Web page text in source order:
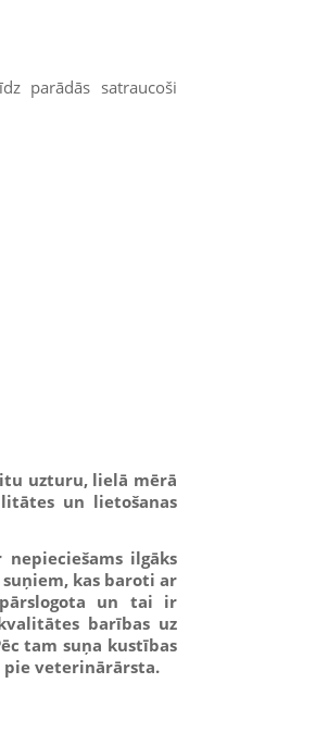
parādās satraucoši
uzturu, lielā mērā
un lietošanas
ilgāks
kas baroti ar
un tai ir
barības uz
tam suņa kustības
pie veterinārārsta.